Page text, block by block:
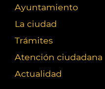
Ayuntamiento
La ciudad
Trámites
Atención ciudadana
Actualidad